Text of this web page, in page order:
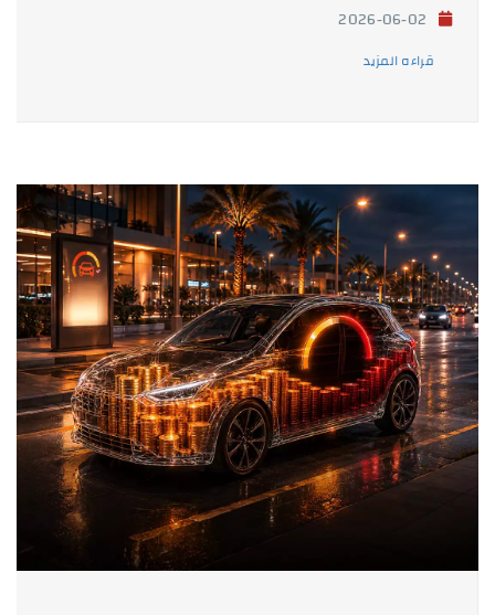
قراءه المزيد